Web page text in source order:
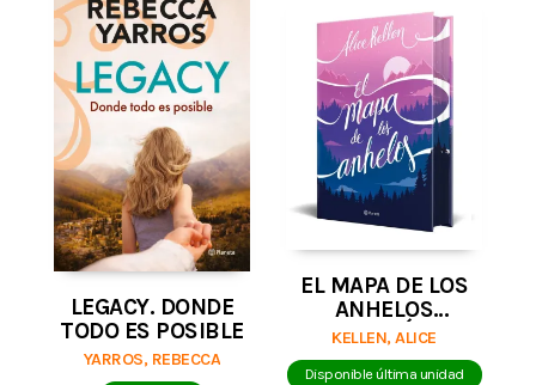
LEGACY. DONDE
TODO ES POSIBLE
YARROS, REBECCA
EL MAPA DE LOS
ANHELOS
(EDICIÓN
ESPECIAL)
KELLEN, ALICE
Disponible última unidad